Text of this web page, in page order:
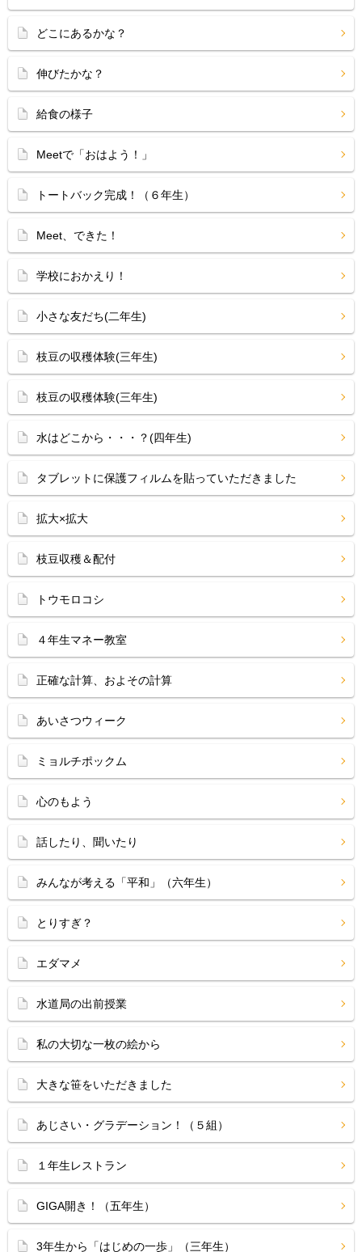
どこにあるかな？
伸びたかな？
給食の様子
Meetで「おはよう！」
トートバック完成！（６年生）
Meet、できた！
学校におかえり！
小さな友だち(二年生)
枝豆の収穫体験(三年生)
枝豆の収穫体験(三年生)
水はどこから・・・？(四年生)
タブレットに保護フィルムを貼っていただきました
拡大×拡大
枝豆収穫＆配付
トウモロコシ
４年生マネー教室
正確な計算、およその計算
あいさつウィーク
ミョルチポックム
心のもよう
話したり、聞いたり
みんなが考える「平和」（六年生）
とりすぎ？
エダマメ
水道局の出前授業
私の大切な一枚の絵から
大きな笹をいただきました
あじさい・グラデーション！（５組）
１年生レストラン
GIGA開き！（五年生）
3年生から「はじめの一歩」（三年生）